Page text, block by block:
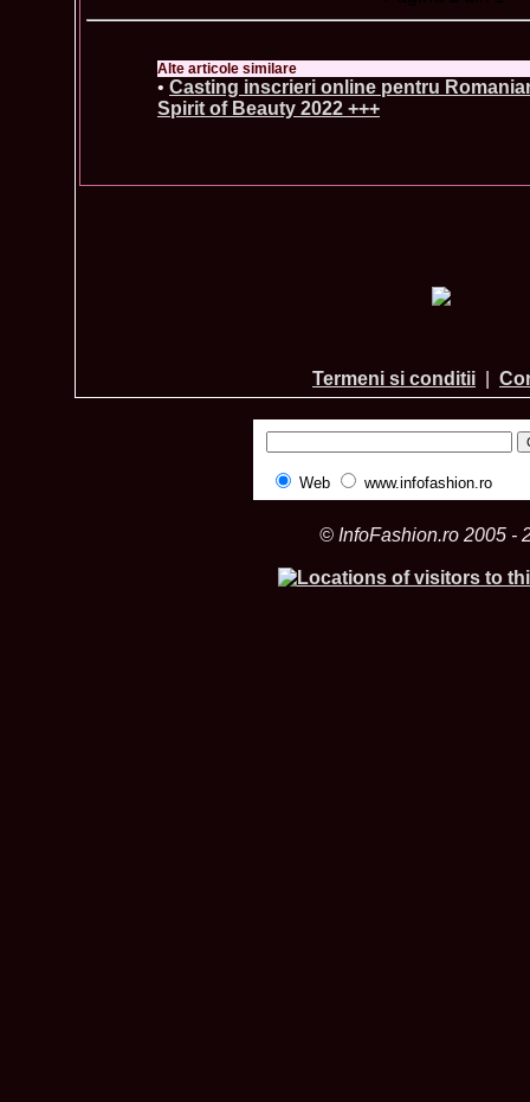
Alte articole similare
• Casting inscrieri online pentru
Spirit of Beauty 2022 +++
Termeni si conditii
Web www.infofashion.ro
© InfoFashion.ro 2005 -